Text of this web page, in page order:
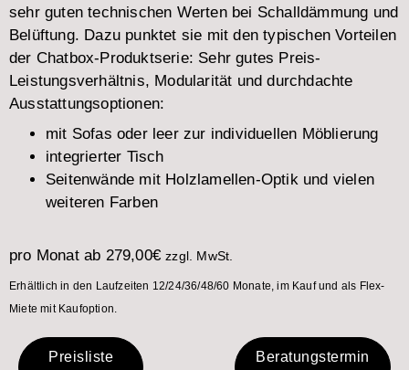
sehr guten technischen Werten bei Schalldämmung und
Belüftung. Dazu punktet sie mit den typischen Vorteilen
der Chatbox-Produktserie: Sehr gutes Preis-
Leistungsverhältnis, Modularität und durchdachte
Ausstattungsoptionen:
mit Sofas oder leer zur individuellen Möblierung
integrierter Tisch
Seitenwände mit Holzlamellen-Optik und vielen
weiteren Farben
pro Monat ab 279,00€ zzgl. MwSt.
Erhältlich in den Laufzeiten 12/24/36/48/60 Monate, im Kauf und als Flex-
Miete mit Kaufoption.
Preisliste
Beratungstermin